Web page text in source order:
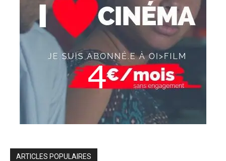
ARTICLES POPULAIRES